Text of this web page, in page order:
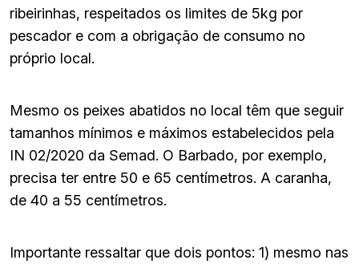
ribeirinhas, respeitados os limites de 5kg por
pescador e com a obrigação de consumo no
próprio local.
Mesmo os peixes abatidos no local têm que seguir
tamanhos mínimos e máximos estabelecidos pela
IN 02/2020 da Semad. O Barbado, por exemplo,
precisa ter entre 50 e 65 centímetros. A caranha,
de 40 a 55 centímetros.
Importante ressaltar que dois pontos: 1) mesmo nas